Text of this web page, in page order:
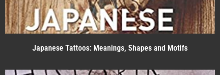
Japanese Tattoos: Meanings, Shapes and Motifs